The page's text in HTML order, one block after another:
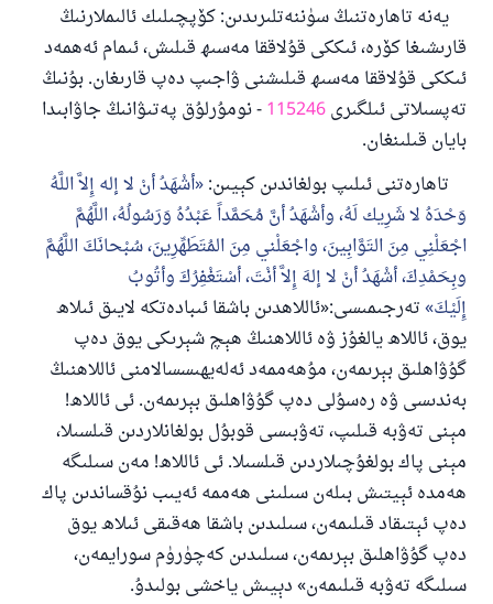
يەنە تاھارەتنىڭ سۈننەتلىرىدىن: كۆپچىلىك ئالىملارنىڭ
قارىشىغا كۆرە، ئىككى قۇلاققا مەسىھ قىلىش، ئىمام ئەھمەد
ئىككى قۇلاققا مەسىھ قىلىشنى ۋاجىپ دەپ قارىغان. بۇنىڭ
تەپسىلاتى ئىلگىرى115246- نومۇرلۇق پەتىۋانىڭ جاۋابىدا
بايان قىلىنغان.
تاھارەتنى ئىلىپ بولغاندىن كېيىن: أشْهَدُ أنْ لا إله إِلاَّ اللَّهُ
وَحْدَهُ لا شَرِيك لَهُ، وأشْهَدُ أنَّ مُحَمَّداً عَبْدُهُ وَرَسُولُهُ، اللَّهُمَّ
اجْعَلْنِي مِنَ التَوَّابِينَ، واجْعَلْني مِنَ المُتَطَهِّرِينَ، سُبْحانَكَ اللَّهُمَّ
وبِحَمْدِكَ، أشْهَدُ أنْ لا إلهَ إِلاَّ أنْتَ، أسْتَغْفِرُكَ وأتُوبُ
إِلَيْكَ تەرجىمىسى:«ئاللاھدىن باشقا ئىبادەتكە لايىق ئىلاھ
يوق، ئاللاھ يالغۇز ۋە ئاللاھنىڭ ھېچ شېرىكى يوق دەپ
گۇۋاھلىق بېرىمەن، مۇھەممەد ئەلەيھىسسالامنى ئاللاھنىڭ
بەندىسى ۋە رەسۇلى دەپ گۇۋاھلىق بېرىمەن. ئى ئاللاھ!
مېنى تەۋبە قىلىپ، تەۋبىسى قوبۇل بولغانلاردىن قىلسىلا،
مېنى پاك بولغۇچىلاردىن قىلسىلا. ئى ئاللاھ! مەن سىلىگە
ھەمدە ئېيتىش بىلەن سىلىنى ھەممە ئەيىب نۇقساندىن پاك
دەپ ئېتىقاد قىلىمەن، سىلىدىن باشقا ھەقىقى ئىلاھ يوق
دەپ گۇۋاھلىق بېرىمەن، سىلىدىن كەچۈرۈم سورايمەن،
سىلىگە تەۋبە قىلىمەن» دېيىش ياخشى بولىدۇ.